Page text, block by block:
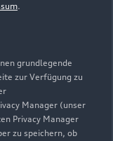
.
grundlegende
zur Verfügung zu
Manager (unser
Privacy Manager
zu speichern, ob
08:00